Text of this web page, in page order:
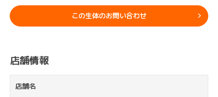
この生体のお問い合わせ
店舗情報
店舗名